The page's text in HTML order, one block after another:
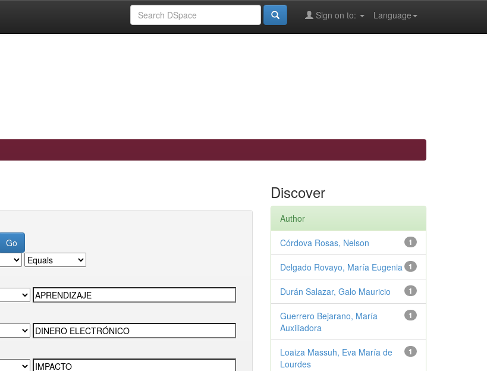
Language
Sign on to:
Discover
Author
1
Córdova Rosas, Nelson
1
Delgado Rovayo, María Eugenia
1
Durán Salazar, Galo Mauricio
1
Guerrero Bejarano, María
Auxiliadora
1
Loaiza Massuh, Eva María de
Lourdes